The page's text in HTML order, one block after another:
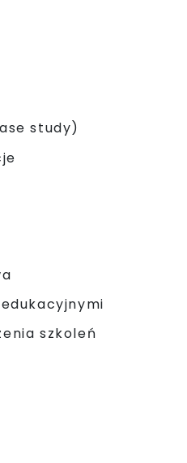
study)
szkoleń